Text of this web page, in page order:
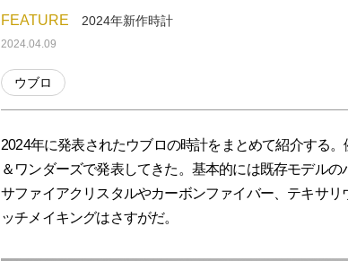
FEATURE 2024年新作時計
2024.04.09
ウブロ
2024年に発表されたウブロの時計をまとめて紹介する
＆ワンダーズで発表してきた。基本的には既存モデル
サファイアクリスタルやカーボンファイバー、テキサ
ッチメイキングはさすがだ。